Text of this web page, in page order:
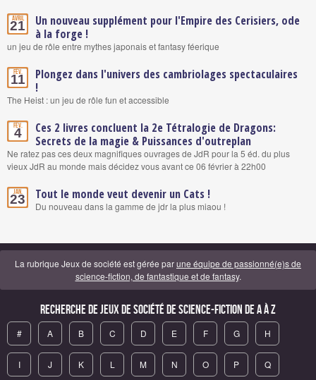
Avril
21
Un nouveau supplément pour l'Empire des Cerisiers, ode
à la forge !
un jeu de rôle entre mythes japonais et fantasy féerique
Fév.
11
Plongez dans l'univers des cambriolages spectaculaires
!
The Heist : un jeu de rôle fun et accessible
Fév.
4
Ces 2 livres concluent la 2e Tétralogie de Dragons:
Secrets de la magie & Puissances d'outreplan
Ne ratez pas ces deux magnifiques ouvrages de JdR pour la 5 éd. du plus
vieux JdR au monde mais décidez vous avant ce 06 février à 22h00
Jan.
23 Tout le monde veut devenir un Cats !
Du nouveau dans la gamme de jdr la plus miaou !
La rubrique Jeux de société est gérée parune équipe de passionné(e)s de
science-fiction, de fantastique et de fantasy.
Recherche de Jeux de société de science-fiction de A à Z
# A B C D E F G H
I J K L M N O P Q